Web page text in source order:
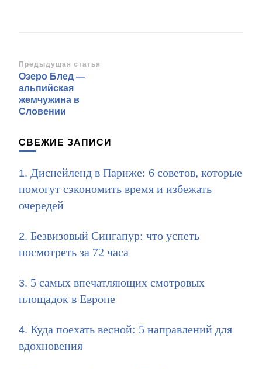
Навигация
по
записям
Предыдущая статья
Озеро Блед —
альпийская
жемчужина в
Словении
СВЕЖИЕ ЗАПИСИ
Диснейленд в Париже: 6 советов, которые
помогут сэкономить время и избежать
очередей
Безвизовый Сингапур: что успеть
посмотреть за 72 часа
5 самых впечатляющих смотровых
площадок в Европе
Куда поехать весной: 5 направлений для
вдохновения